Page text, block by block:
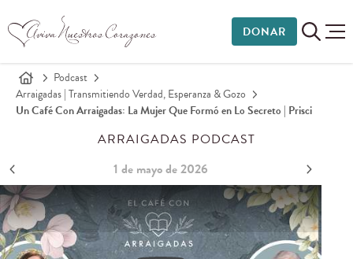
DONAR
Podcast
Arraigadas | Transmitiendo Verdad, Esperanza & Gozo
Un Café Con Arraigadas: La Mujer Que Formó en Lo Secreto | Prisci
ARRAIGADAS PODCAST
1 de mayo de 2026